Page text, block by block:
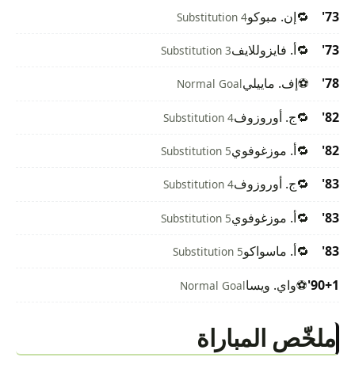
73'
🔁إن. مبوكوSubstitution 4
73'
🔁أ. فايزوللايفSubstitution 3
78'
⚽إف. ماييليNormal Goal
82'
🔁ج. أوروزوفSubstitution 4
82'
🔁أ. موزغوفويSubstitution 5
83'
🔁ج. أوروزوفSubstitution 4
83'
🔁أ. موزغوفويSubstitution 5
83'
🔁أ. ماسواكوSubstitution 5
90+1'
⚽واي. ويساNormal Goal
ملخّص المباراة